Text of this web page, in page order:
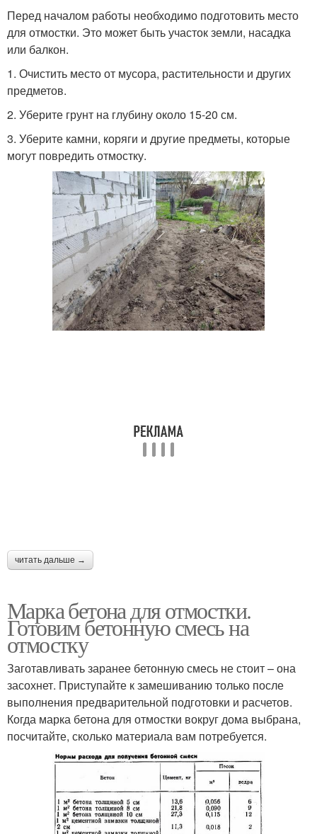
Перед началом работы необходимо подготовить место
для отмостки. Это может быть участок земли, насадка
или балкон.
1. Очистить место от мусора, растительности и других
предметов.
2. Уберите грунт на глубину около 15-20 см.
3. Уберите камни, коряги и другие предметы, которые
могут повредить отмостку.
читать дальше →
Марка бетона для отмостки.
Готовим бетонную смесь на
отмостку
Заготавливать заранее бетонную смесь не стоит – она
засохнет. Приступайте к замешиванию только после
выполнения предварительной подготовки и расчетов.
Когда марка бетона для отмостки вокруг дома выбрана,
посчитайте, сколько материала вам потребуется.